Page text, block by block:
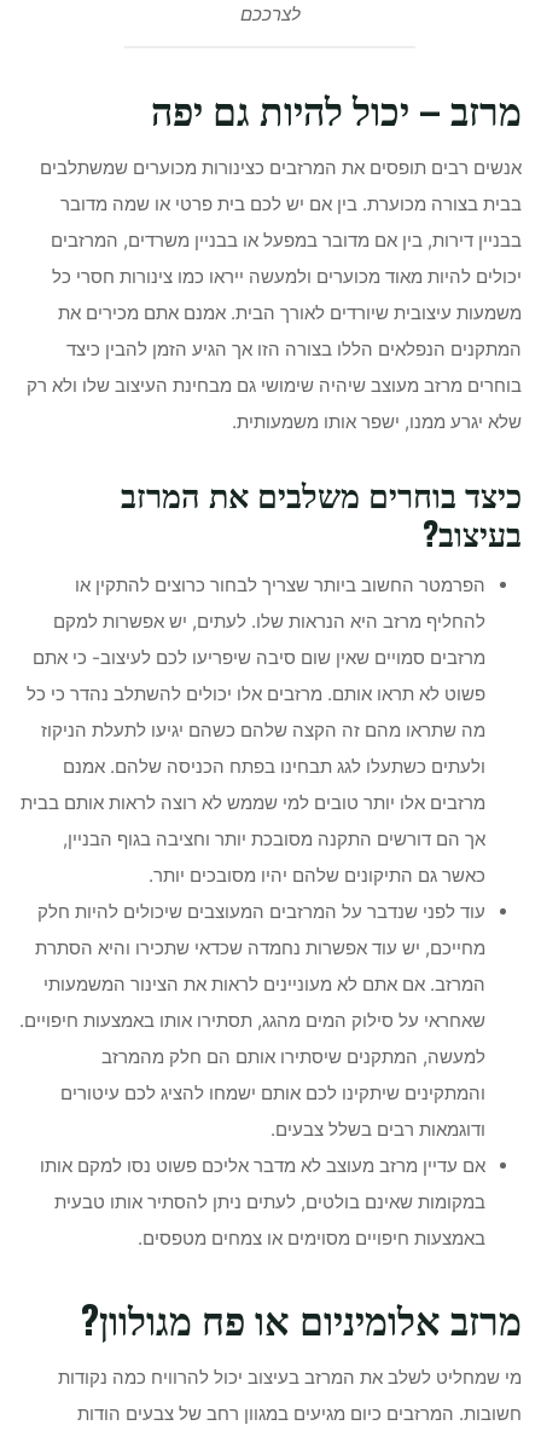
לצרככם
מרזב – יכול להיות גם יפה
אנשים רבים תופסים את המרזבים כצינורות מכוערים שמשתלבים
בבית בצורה מכוערת. בין אם יש לכם בית פרטי או שמה מדובר
בבניין דירות, בין אם מדובר במפעל או בבניין משרדים, המרזבים
יכולים להיות מאוד מכוערים ולמעשה ייראו כמו צינורות חסרי כל
משמעות עיצובית שיורדים לאורך הבית. אמנם אתם מכירים את
המתקנים הנפלאים הללו בצורה הזו אך הגיע הזמן להבין כיצד
בוחרים מרזב מעוצב שיהיה שימושי גם מבחינת העיצוב שלו ולא רק
שלא יגרע ממנו, ישפר אותו משמעותית.
כיצד בוחרים משלבים את המרזב
בעיצוב?
הפרמטר החשוב ביותר שצריך לבחור כרוצים להתקין או
להחליף מרזב היא הנראות שלו. לעתים, יש אפשרות למקם
מרזבים סמויים שאין שום סיבה שיפריעו לכם לעיצוב- כי אתם
פשוט לא תראו אותם. מרזבים אלו יכולים להשתלב נהדר כי כל
מה שתראו מהם זה הקצה שלהם כשהם יגיעו לתעלת הניקוז
ולעתים כשתעלו לגג תבחינו בפתח הכניסה שלהם. אמנם
מרזבים אלו יותר טובים למי שממש לא רוצה לראות אותם בבית
אך הם דורשים התקנה מסובכת יותר וחציבה בגוף הבניין,
כאשר גם התיקונים שלהם יהיו מסובכים יותר.
עוד לפני שנדבר על המרזבים המעוצבים שיכולים להיות חלק
מחייכם, יש עוד אפשרות נחמדה שכדאי שתכירו והיא הסתרת
המרזב. אם אתם לא מעוניינים לראות את הצינור המשמעותי
שאחראי על סילוק המים מהגג, תסתירו אותו באמצעות חיפויים.
למעשה, המתקנים שיסתירו אותם הם חלק מהמרזב
והמתקינים שיתקינו לכם אותם ישמחו להציג לכם עיטורים
ודוגמאות רבים בשלל צבעים.
אם עדיין מרזב מעוצב לא מדבר אליכם פשוט נסו למקם אותו
במקומות שאינם בולטים, לעתים ניתן להסתיר אותו טבעית
באמצעות חיפויים מסוימים או צמחים מטפסים.
מרזב אלומיניום או פח מגולוון?
מי שמחליט לשלב את המרזב בעיצוב יכול להרוויח כמה נקודות
חשובות. המרזבים כיום מגיעים במגוון רחב של צבעים הודות